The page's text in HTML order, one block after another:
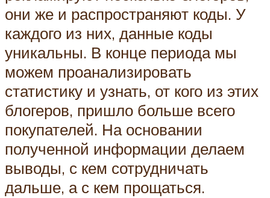
они же и распространяют коды. У
каждого из них, данные коды
уникальны. В конце периода мы
можем проанализировать
статистику и узнать, от кого из этих
блогеров, пришло больше всего
покупателей. На основании
полученной информации делаем
выводы, с кем сотрудничать
дальше, а с кем прощаться.